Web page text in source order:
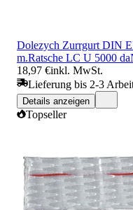
Dolezych Zurrgurt DIN
m.Ratsche LC U 5000
18,97 €inkl. MwSt.
Lieferung bis 2-3
Details anzeigen
Topseller